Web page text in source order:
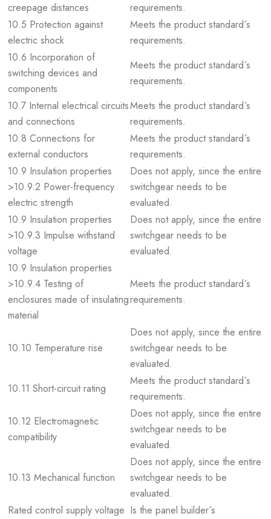
creepage distances
requirements.
10.5 Protection against
electric shock
Meets the product standard´s
requirements.
10.6 Incorporation of
switching devices and
components
Meets the product standard´s
requirements.
10.7 Internal electrical circuits
and connections
Meets the product standard´s
requirements.
10.8 Connections for
external conductors
Meets the product standard´s
requirements.
10.9 Insulation properties
>10.9.2 Power-frequency
electric strength
Does not apply, since the entire
switchgear needs to be
evaluated.
10.9 Insulation properties
>10.9.3 Impulse withstand
voltage
Does not apply, since the entire
switchgear needs to be
evaluated.
10.9 Insulation properties
>10.9.4 Testing of
enclosures made of insulating
material
Meets the product standard´s
requirements.
10.10 Temperature rise
Does not apply, since the entire
switchgear needs to be
evaluated.
10.11 Short-circuit rating
Meets the product standard´s
requirements.
10.12 Electromagnetic
compatibility
Does not apply, since the entire
switchgear needs to be
evaluated.
10.13 Mechanical function
Does not apply, since the entire
switchgear needs to be
evaluated.
Rated control supply voltage Is the panel builder´s